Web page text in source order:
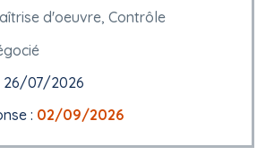
d'oeuvre, Contrôle
26/07/2026
: 02/09/2026